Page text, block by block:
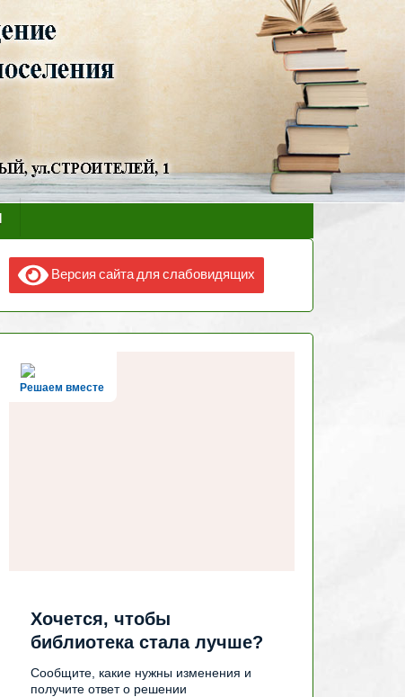
Версия сайта для слабовидящих
Решаем вместе
Хочется, чтобы
библиотека стала лучше?
Сообщите, какие нужны изменения и
получите ответ о решении